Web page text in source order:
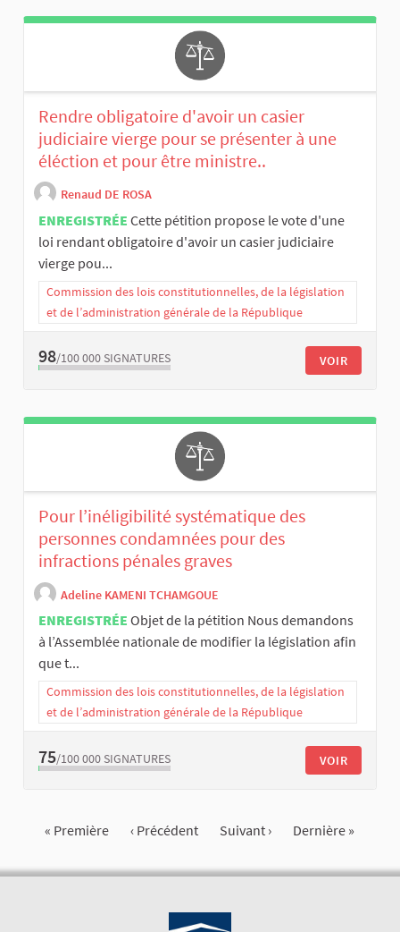
Rendre obligatoire d'avoir un casier
judiciaire vierge pour se présenter à une
éléction et pour être ministre..
Renaud DE ROSA
ENREGISTRÉE Cette pétition propose le vote d'une
loi rendant obligatoire d'avoir un casier judiciaire
vierge pou...
Commission des lois constitutionnelles, de la législation
et de l’administration générale de la République
98/100 000 SIGNATURES VOIR
Pour l’inéligibilité systématique des
personnes condamnées pour des
infractions pénales graves
Adeline KAMENI TCHAMGOUE
ENREGISTRÉE Objet de la pétition Nous demandons
à l’Assemblée nationale de modifier la législation afin
que t...
Commission des lois constitutionnelles, de la législation
et de l’administration générale de la République
75/100 000 SIGNATURES VOIR
« Première ‹ Précédent Suivant › Dernière »